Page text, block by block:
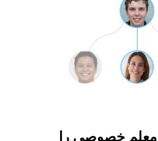
معلم خصوصی را